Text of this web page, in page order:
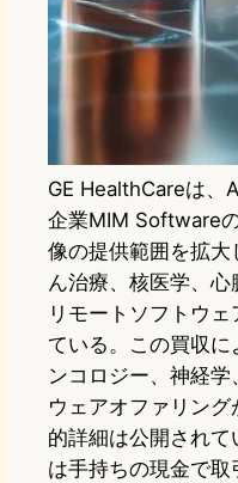
GE HealthCareは、
企業MIM Software
像の提供範囲を拡
ん治療、核医学、
リモートソフトウ
ている。この買収
ンコロジー、神経
ウェアオファリン
的詳細は公開され
は手持ちの現金で